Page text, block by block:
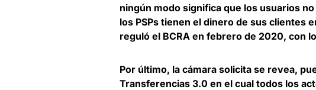
ningún modo significa que los usuarios
los PSPs tienen el dinero de sus clientes
reguló el BCRA en febrero de 2020, con
Por último, la cámara solicita se revea,
Transferencias 3.0 en el cual todos los